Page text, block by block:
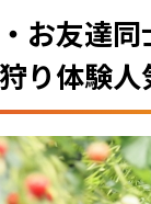
お友達
り体験人